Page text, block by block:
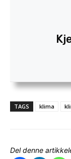
TAGS klima
Del denne